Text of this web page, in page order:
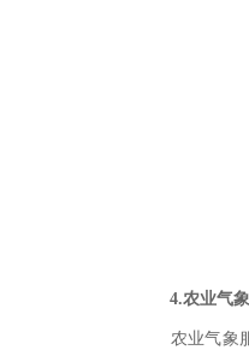
4.农业气象
农业气象服